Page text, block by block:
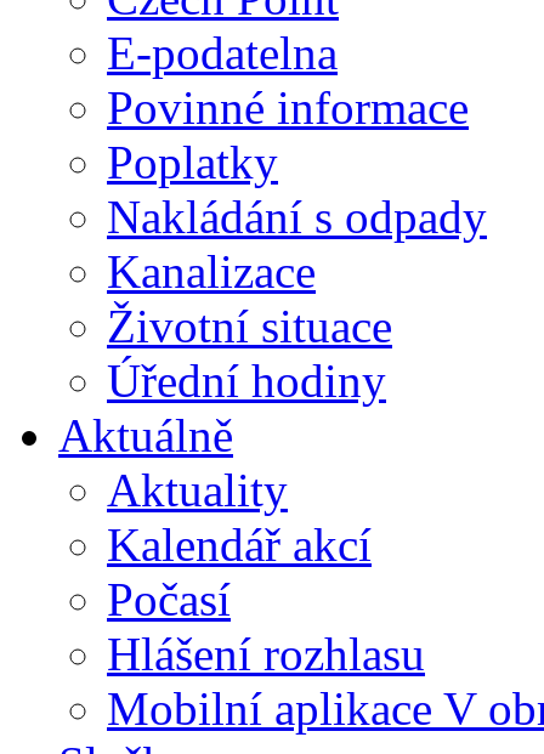
E-podatelna
Povinné informace
Poplatky
Nakládání s odpady
Kanalizace
Životní situace
Úřední hodiny
Aktuálně
Aktuality
Kalendář akcí
Počasí
Hlášení rozhlasu
Mobilní aplikace V